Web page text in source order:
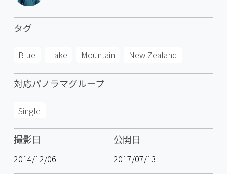
タグ
Blue Lake Mountain New Zealand
対応パノラマグループ
Single
撮影日
2014/12/06
公開日
2017/07/13